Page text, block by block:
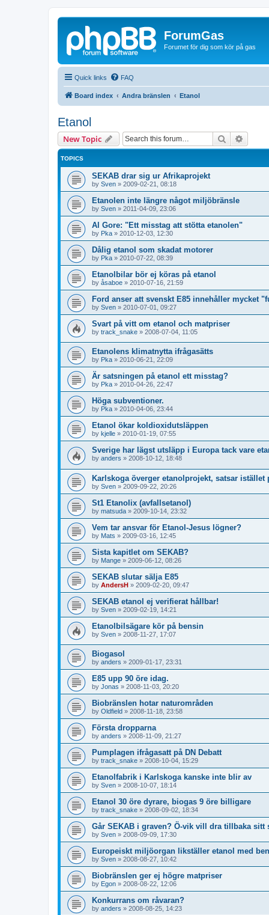
ForumGas
Forumet för dig som kör på gas
Quick links FAQ
Board index Andra bränslen Etanol
Etanol
New Topic Search
TOPICS
SEKAB drar sig ur Afrikaprojekt
by Sven » 2009-02-21, 08:18
Etanolen inte längre något miljöbränsle
by Sven » 2011-04-09, 23:06
Al Gore: "Ett misstag att stötta etanolen"
by Pka » 2010-12-03, 12:30
Dålig etanol som skadat motorer
by Pka » 2010-07-22, 08:39
Etanolbilar bör ej köras på etanol
by åsaboe » 2010-07-16, 21:59
Ford anser att svenskt E85 innehåller mycket
by Sven » 2010-07-01, 09:27
Svart på vitt om etanol och matpriser
by track_snake » 2008-07-04, 11:05
Etanolens klimatnytta ifrågasätts
by Pka » 2010-06-21, 22:09
Är satsningen på etanol ett misstag?
by Pka » 2010-04-26, 22:47
Höga subventioner.
by Pka » 2010-04-06, 23:44
Etanol ökar koldioxidutsläppen
by kjelle » 2010-01-19, 07:55
Sverige har lägst utsläpp i Europa tack vare
by anders » 2008-10-12, 18:48
Karlskoga överger etanolprojekt, satsar istället
by Sven » 2009-09-22, 20:26
St1 Etanolix (avfallsetanol)
by matsuda » 2009-10-14, 23:32
Vem tar ansvar för Etanol-Jesus lögner?
by Mats » 2009-03-16, 12:45
Sista kapitlet om SEKAB?
by Mange » 2009-06-12, 08:26
SEKAB slutar sälja E85
by AndersH » 2009-02-20, 09:47
SEKAB etanol ej verifierat hållbar!
by Sven » 2009-02-19, 14:21
Etanolbilsägare kör på bensin
by Sven » 2008-11-27, 17:07
Biogasol
by anders » 2009-01-17, 23:31
E85 upp 90 öre idag.
by Jonas » 2008-11-03, 20:20
Biobränslen hotar naturområden
by Oldfield » 2008-11-18, 23:58
Första dropparna
by anders » 2008-11-09, 21:27
Pumplagen ifrågasatt på DN Debatt
by track_snake » 2008-10-04, 15:29
Etanolfabrik i Karlskoga kanske inte blir av
by Sven » 2008-10-07, 18:14
Etanol 30 öre dyrare, biogas 9 öre billigare
by track_snake » 2008-09-02, 18:34
Går SEKAB i graven? Ö-vik vill dra tillbaka sitt
by Sven » 2008-09-09, 17:30
Europeiskt miljöorgan likställer etanol med
by Sven » 2008-08-27, 10:42
Biobränslen ger ej högre matpriser
by Egon » 2008-08-22, 12:06
Konkurrans om råvaran?
by anders » 2008-08-25, 14:23